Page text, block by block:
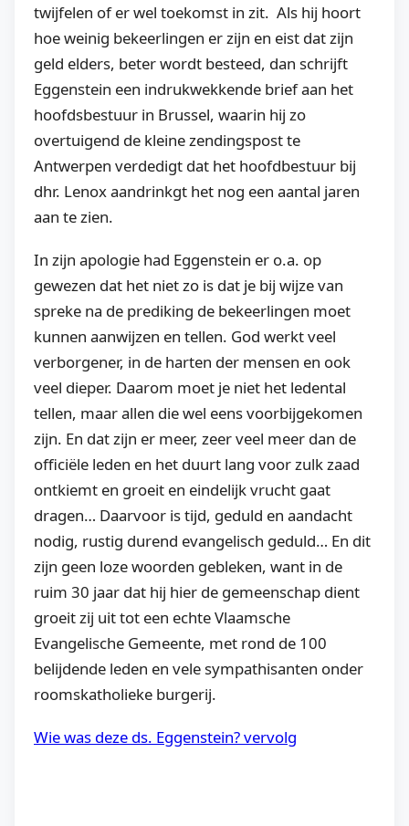
twijfelen of er wel toekomst in zit. Als hij hoort
hoe weinig bekeerlingen er zijn en eist dat zijn
geld elders, beter wordt besteed, dan schrijft
Eggenstein een indrukwekkende brief aan het
hoofdsbestuur in Brussel, waarin hij zo
overtuigend de kleine zendingspost te
Antwerpen verdedigt dat het hoofdbestuur bij
dhr. Lenox aandrinkgt het nog een aantal jaren
aan te zien.
In zijn apologie had Eggenstein er o.a. op
gewezen dat het niet zo is dat je bij wijze van
spreke na de prediking de bekeerlingen moet
kunnen aanwijzen en tellen. God werkt veel
verborgener, in de harten der mensen en ook
veel dieper. Daarom moet je niet het ledental
tellen, maar allen die wel eens voorbijgekomen
zijn. En dat zijn er meer, zeer veel meer dan de
officiële leden en het duurt lang voor zulk zaad
ontkiemt en groeit en eindelijk vrucht gaat
dragen… Daarvoor is tijd, geduld en aandacht
nodig, rustig durend evangelisch geduld… En dit
zijn geen loze woorden gebleken, want in de
ruim 30 jaar dat hij hier de gemeenschap dient
groeit zij uit tot een echte Vlaamsche
Evangelische Gemeente, met rond de 100
belijdende leden en vele sympathisanten onder
roomskatholieke burgerij.
Wie was deze ds. Eggenstein? vervolg